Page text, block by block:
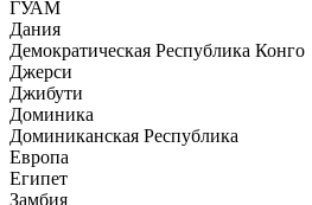
ГУАМ
Дания
Демократическая Республика Конго
Джерси
Джибути
Доминика
Доминиканская Республика
Европа
Египет
Замбия